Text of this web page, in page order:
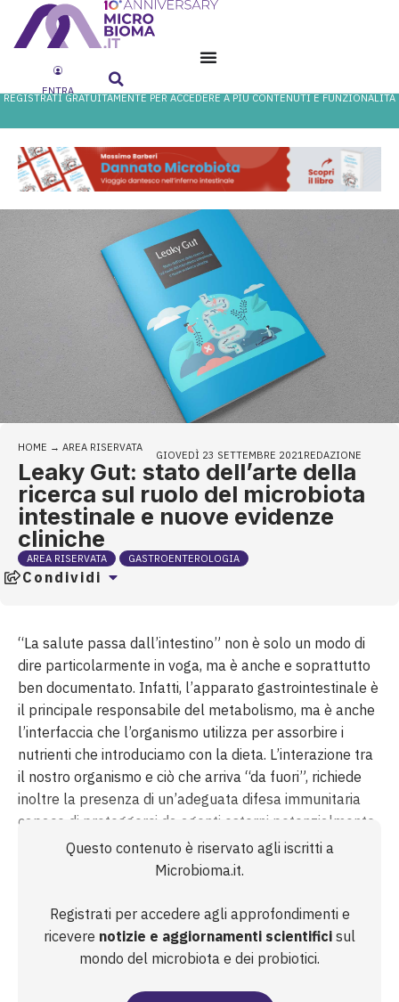
ENTRA
REGISTRATI GRATUITAMENTE PER ACCEDERE A PIÙ CONTENUTI E FUNZIONALITÀ
HOME → AREA RISERVATA
GIOVEDÌ 23 SETTEMBRE 2021REDAZIONE
Leaky Gut: stato dell’arte della
ricerca sul ruolo del microbiota
intestinale e nuove evidenze
cliniche
AREA RISERVATA GASTROENTEROLOGIA
Condividi
“La salute passa dall’intestino” non è solo un modo di
dire particolarmente in voga, ma è anche e soprattutto
ben documentato. Infatti, l’apparato gastrointestinale è
il principale responsabile del metabolismo, ma è anche
l’interfaccia che l’organismo utilizza per assorbire i
nutrienti che introduciamo con la dieta. L’interazione tra
il nostro organismo e ciò che arriva “da fuori”, richiede
inoltre la presenza di un’adeguata difesa immunitaria
capace di proteggerci da agenti esterni potenzialmente
dannosi e, nel contempo, di distinguerli dai microbi
fisiologicamente presenti nell’ambiente
Questo contenuto è riservato agli iscritti a
Microbioma.it.
Registrati per accedere agli approfondimenti e
ricevere notizie e aggiornamenti scientifici sul
mondo del microbiota e dei probiotici.